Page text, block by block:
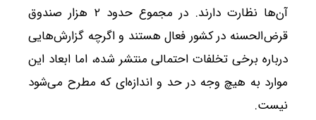
آن‌ها نظارت دارند. در مجموع حدود ۲ هزار صندوق
قرض‌الحسنه در کشور فعال هستند و اگرچه گزارش‌هایی
درباره برخی تخلفات احتمالی منتشر شده، اما ابعاد این
موارد به هیچ وجه در حد و اندازه‌ای که مطرح می‌شود
نیست.